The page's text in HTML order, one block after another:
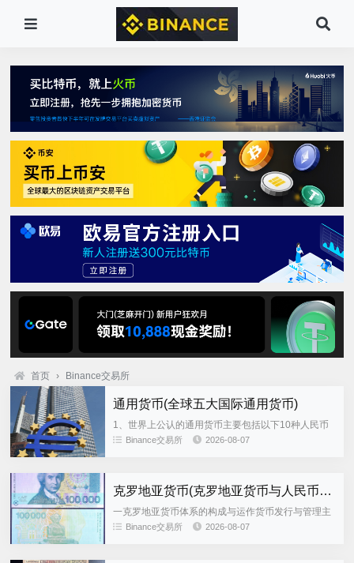
首页 › Binance交易所
通用货币(全球五大国际通用货币)
1、世界上公认的通用货币主要包括以下10种人民币
CNY中国的官方货币，随着中国经济的崛起，人民币
Binance交易所 2026-08-07
克罗地亚货币(克罗地亚货币与人民币汇率)
一克罗地亚货币体系的构成与运作货币发行与管理主
体克罗地亚国家银行是库纳的唯一发行机构，负责制
Binance交易所 2026-08-07